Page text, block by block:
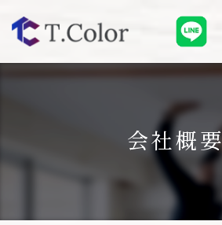
会社概要